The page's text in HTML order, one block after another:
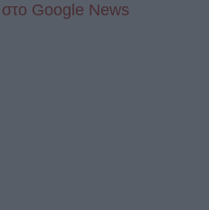
Google News